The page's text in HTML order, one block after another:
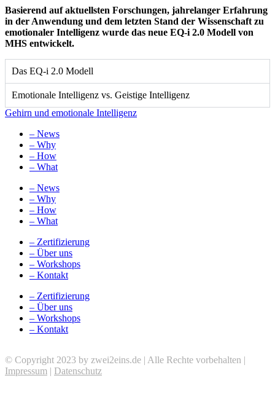
Basierend auf aktuellsten Forschungen, jahrelanger Erfahrung
in der Anwendung und dem letzten Stand der Wissenschaft zu
emotionaler Intelligenz wurde das neue EQ-i 2.0 Modell von
MHS entwickelt.
Das EQ-i 2.0 Modell
Emotionale Intelligenz vs. Geistige Intelligenz
Gehirn und emotionale Intelligenz
– News
– Why
– How
– What
– News
– Why
– How
– What
– Zertifizierung
– Über uns
– Workshops
– Kontakt
– Zertifizierung
– Über uns
– Workshops
– Kontakt
© Copyright 2023 by zwei2eins.de | Alle Rechte vorbehalten |
Impressum | Datenschutz